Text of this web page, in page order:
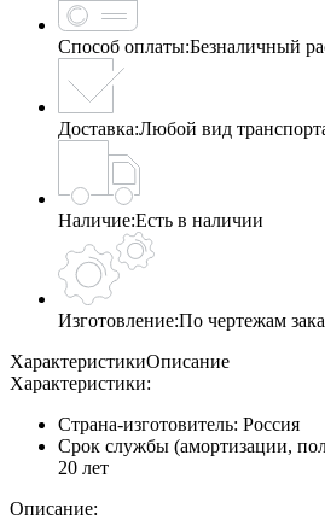
Способ оплаты:Безналичный
Доставка:Любой вид
Наличие:Есть в наличии
Изготовление:По чертежам
ХарактеристикиОписание
Характеристики:
Страна-изготовитель: Россия
Срок службы (амортизации,
20 лет
Описание: